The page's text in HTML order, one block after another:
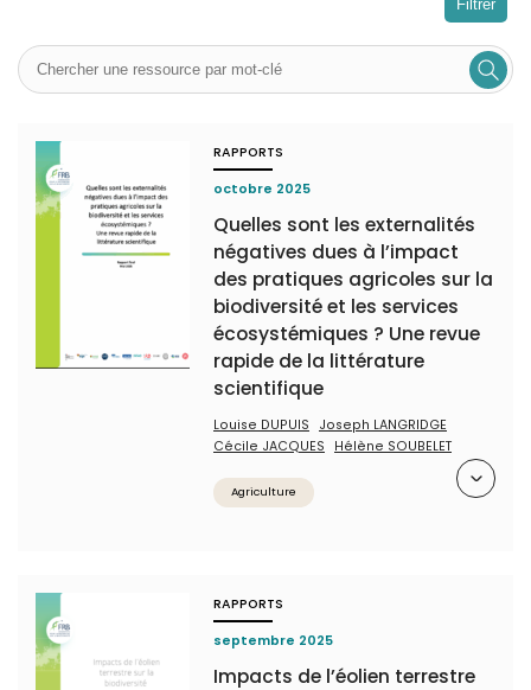
Filtrer
RAPPORTS
octobre 2025
Quelles sont les externalités
négatives dues à l’impact
des pratiques agricoles sur la
biodiversité et les services
écosystémiques ? Une revue
rapide de la littérature
scientifique
Louise DUPUIS
Joseph LANGRIDGE
Cécile JACQUES
Hélène SOUBELET
Agriculture
RAPPORTS
septembre 2025
Impacts de l’éolien terrestre